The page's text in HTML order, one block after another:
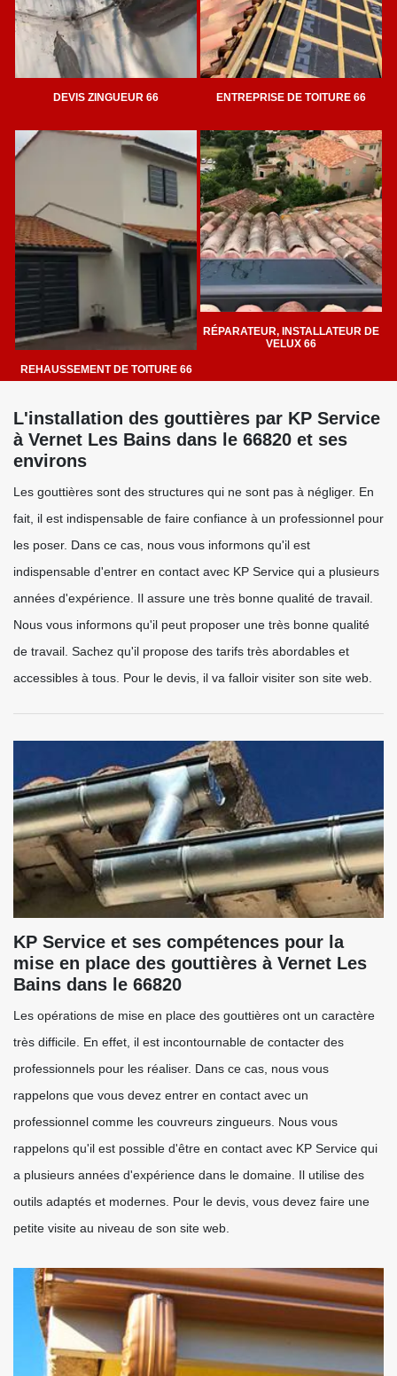
DEVIS ZINGUEUR 66 ENTREPRISE DE TOITURE 66
REHAUSSEMENT DE TOITURE 66
RÉPARATEUR, INSTALLATEUR DE
VELUX 66
L'installation des gouttières par KP Service
à Vernet Les Bains dans le 66820 et ses
environs
Les gouttières sont des structures qui ne sont pas à négliger. En
fait, il est indispensable de faire confiance à un professionnel pour
les poser. Dans ce cas, nous vous informons qu'il est
indispensable d'entrer en contact avec KP Service qui a plusieurs
années d'expérience. Il assure une très bonne qualité de travail.
Nous vous informons qu'il peut proposer une très bonne qualité
de travail. Sachez qu'il propose des tarifs très abordables et
accessibles à tous. Pour le devis, il va falloir visiter son site web.
KP Service et ses compétences pour la
mise en place des gouttières à Vernet Les
Bains dans le 66820
Les opérations de mise en place des gouttières ont un caractère
très difficile. En effet, il est incontournable de contacter des
professionnels pour les réaliser. Dans ce cas, nous vous
rappelons que vous devez entrer en contact avec un
professionnel comme les couvreurs zingueurs. Nous vous
rappelons qu'il est possible d'être en contact avec KP Service qui
a plusieurs années d'expérience dans le domaine. Il utilise des
outils adaptés et modernes. Pour le devis, vous devez faire une
petite visite au niveau de son site web.